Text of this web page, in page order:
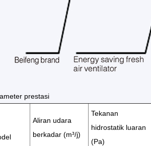
prestasi
Aliran udara
berkadar (m³/j)
Tekanan
hidrostatik luaran
(Pa)